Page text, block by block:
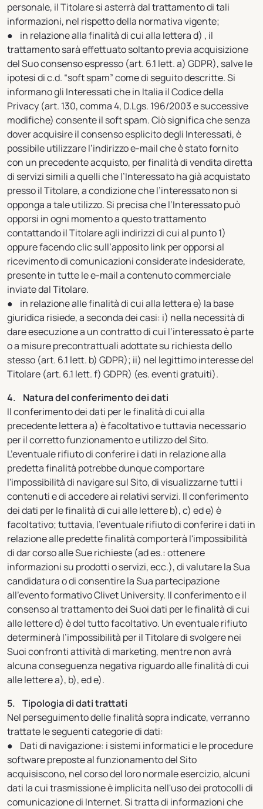
personale, il Titolare si asterrà dal trattamento di tali
informazioni, nel rispetto della normativa vigente;
● in relazione alla finalità di cui alla lettera d) , il
trattamento sarà effettuato soltanto previa acquisizione
del Suo consenso espresso (art. 6.1 lett. a) GDPR), salve le
ipotesi di c.d. “soft spam” come di seguito descritte. Si
informano gli Interessati che in Italia il Codice della
Privacy (art. 130, comma 4, D.Lgs. 196/2003 e successive
modifiche) consente il soft spam. Ciò significa che senza
dover acquisire il consenso esplicito degli Interessati, è
possibile utilizzare l’indirizzo e-mail che è stato fornito
con un precedente acquisto, per finalità di vendita diretta
di servizi simili a quelli che l’Interessato ha già acquistato
presso il Titolare, a condizione che l’interessato non si
opponga a tale utilizzo. Si precisa che l’Interessato può
opporsi in ogni momento a questo trattamento
contattando il Titolare agli indirizzi di cui al punto 1)
oppure facendo clic sull’apposito link per opporsi al
ricevimento di comunicazioni considerate indesiderate,
presente in tutte le e-mail a contenuto commerciale
inviate dal Titolare.
● in relazione alle finalità di cui alla lettera e) la base
giuridica risiede, a seconda dei casi: i) nella necessità di
dare esecuzione a un contratto di cui l’interessato è parte
o a misure precontrattuali adottate su richiesta dello
stesso (art. 6.1 lett. b) GDPR); ii) nel legittimo interesse del
Titolare (art. 6.1 lett. f) GDPR) (es. eventi gratuiti).
4. Natura del conferimento dei dati
Il conferimento dei dati per le finalità di cui alla
precedente lettera a) è facoltativo e tuttavia necessario
per il corretto funzionamento e utilizzo del Sito.
L’eventuale rifiuto di conferire i dati in relazione alla
predetta finalità potrebbe dunque comportare
l'impossibilità di navigare sul Sito, di visualizzarne tutti i
contenuti e di accedere ai relativi servizi. Il conferimento
dei dati per le finalità di cui alle lettere b), c) ed e) è
facoltativo; tuttavia, l’eventuale rifiuto di conferire i dati in
relazione alle predette finalità comporterà l'impossibilità
di dar corso alle Sue richieste (ad es.: ottenere
informazioni su prodotti o servizi, ecc.), di valutare la Sua
candidatura o di consentire la Sua partecipazione
all’evento formativo Clivet University. Il conferimento e il
consenso al trattamento dei Suoi dati per le finalità di cui
alle lettere d) è del tutto facoltativo. Un eventuale rifiuto
determinerà l’impossibilità per il Titolare di svolgere nei
Suoi confronti attività di marketing, mentre non avrà
alcuna conseguenza negativa riguardo alle finalità di cui
alle lettere a), b), ed e).
5. Tipologia di dati trattati
Nel perseguimento delle finalità sopra indicate, verranno
trattate le seguenti categorie di dati:
● Dati di navigazione: i sistemi informatici e le procedure
software preposte al funzionamento del Sito
acquisiscono, nel corso del loro normale esercizio, alcuni
dati la cui trasmissione è implicita nell'uso dei protocolli di
comunicazione di Internet. Si tratta di informazioni che